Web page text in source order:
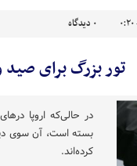
0 دیدگاه
تور بزرگ برای
در حالی‌که اروپا
بسته است، آن سوی
کرده‌اند.